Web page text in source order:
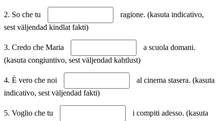
2. So che tu
ragione. (kasuta indicativo,
sest väljendad kindlat fakti)
3. Credo che Maria
a scuola domani.
(kasuta congiuntivo, sest väljendad kahtlust)
4. È vero che noi
al cinema stasera. (kasuta
indicativo, sest väljendad fakti)
5. Voglio che tu
i compiti adesso. (kasuta